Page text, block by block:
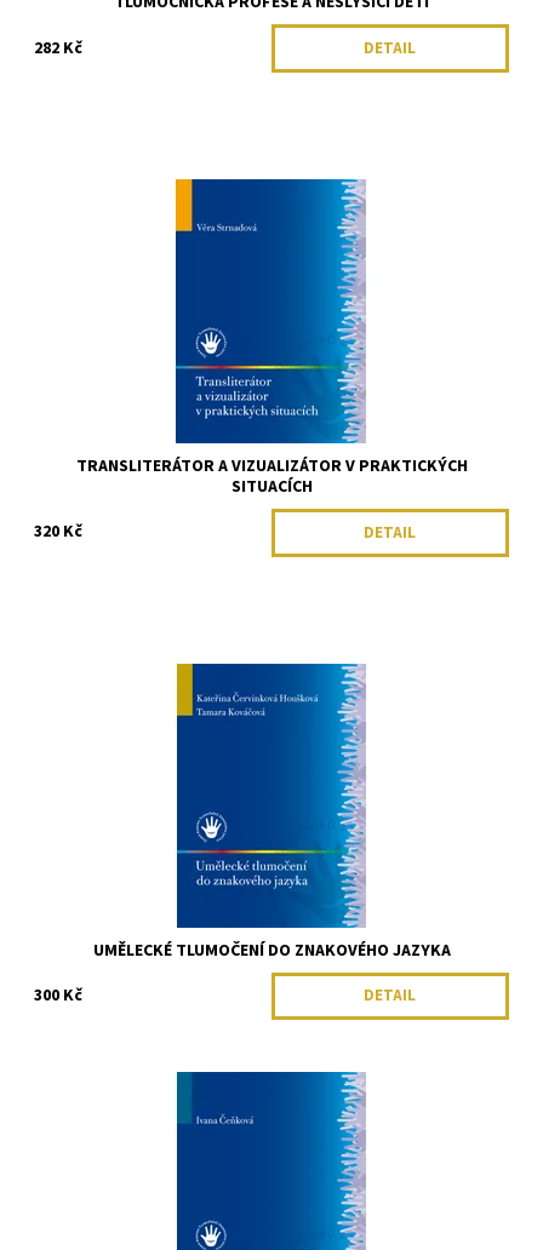
282 Kč
DETAIL
TRANSLITERÁTOR A VIZUALIZÁTOR V PRAKTICKÝCH
SITUACÍCH
320 Kč
DETAIL
UMĚLECKÉ TLUMOČENÍ DO ZNAKOVÉHO JAZYKA
300 Kč
DETAIL